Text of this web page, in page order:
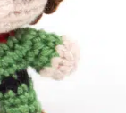
t
e
n
l